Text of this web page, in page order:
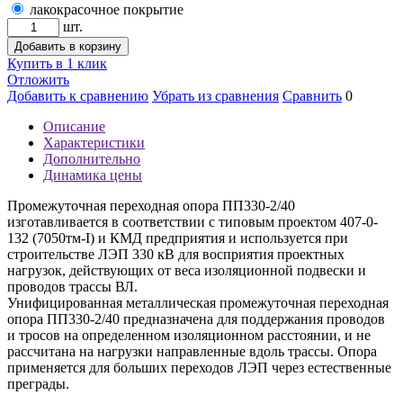
лакокрасочное покрытие
шт.
Добавить в корзину
Купить в 1 клик
Отложить
Добавить к сравнению Убрать из сравнения Сравнить 0
Описание
Характеристики
Дополнительно
Динамика цены
Промежуточная переходная опора ПП330-2/40
изготавливается в соответствии с типовым проектом 407-0-
132 (7050тм-I) и КМД предприятия и используется при
строительстве ЛЭП 330 кВ для восприятия проектных
нагрузок, действующих от веса изоляционной подвески и
проводов трассы ВЛ.
Унифицированная металлическая промежуточная переходная
опора ПП330-2/40 предназначена для поддержания проводов
и тросов на определенном изоляционном расстоянии, и не
рассчитана на нагрузки направленные вдоль трассы. Опора
применяется для больших переходов ЛЭП через естественные
преграды.